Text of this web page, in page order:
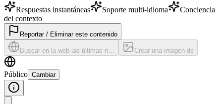
Respuestas instantáneas Soporte multi-idioma
Conciencia
del contexto
Reportar / Eliminar este contenido
Buscar en la web las últimas n… Crear una imagen de
Público Cambiar